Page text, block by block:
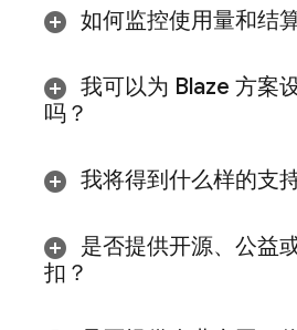
如何监控使用量和结
我可以为 Blaze 方案
吗？
我将得到什么样的支
是否提供开源、公益
扣？